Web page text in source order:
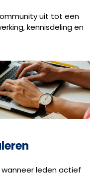
uit tot een
kennisdeling en
leden actief